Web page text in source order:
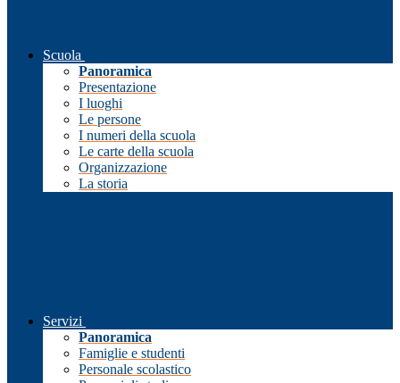
Scuola
Panoramica
Presentazione
I luoghi
Le persone
I numeri della scuola
Le carte della scuola
Organizzazione
La storia
Servizi
Panoramica
Famiglie e studenti
Personale scolastico